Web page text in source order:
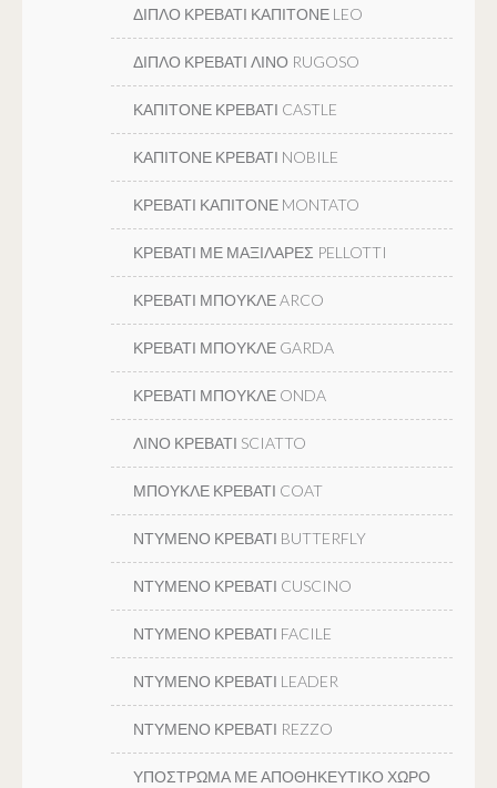
ΔΙΠΛΟ ΚΡΕΒΑΤΙ ΚΑΠΙΤΟΝΕ LEO
ΔΙΠΛΟ ΚΡΕΒΑΤΙ ΛΙΝΟ RUGOSO
ΚΑΠΙΤΟΝΕ ΚΡΕΒΑΤΙ CASTLE
ΚΑΠΙΤΟΝΕ ΚΡΕΒΑΤΙ NOBILE
ΚΡΕΒΑΤΙ ΚΑΠΙΤΟΝΕ MONTATO
ΚΡΕΒΑΤΙ ΜΕ ΜΑΞΙΛΑΡΕΣ PELLOTTI
ΚΡΕΒΑΤΙ ΜΠΟΥΚΛΕ ARCO
ΚΡΕΒΑΤΙ ΜΠΟΥΚΛΕ GARDA
ΚΡΕΒΑΤΙ ΜΠΟΥΚΛΕ ONDA
ΛΙΝΟ ΚΡΕΒΑΤΙ SCIATTO
ΜΠΟΥΚΛΕ ΚΡΕΒΑΤΙ COAT
ΝΤΥΜΕΝΟ ΚΡΕΒΑΤΙ BUTTERFLY
ΝΤΥΜΕΝΟ ΚΡΕΒΑΤΙ CUSCINO
ΝΤΥΜΕΝΟ ΚΡΕΒΑΤΙ FACILE
ΝΤΥΜΕΝΟ ΚΡΕΒΑΤΙ LEADER
ΝΤΥΜΕΝΟ ΚΡΕΒΑΤΙ REZZO
ΥΠΟΣΤΡΩΜΑ ΜΕ ΑΠΟΘΗΚΕΥΤΙΚΟ ΧΩΡΟ